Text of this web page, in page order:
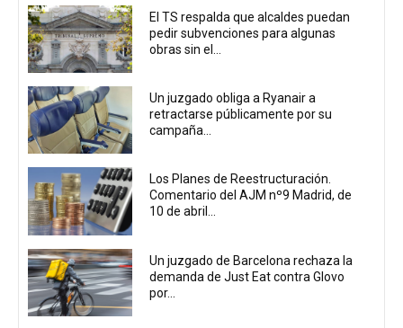
El TS respalda que alcaldes puedan
pedir subvenciones para algunas
obras sin el...
Un juzgado obliga a Ryanair a
retractarse públicamente por su
campaña...
Los Planes de Reestructuración.
Comentario del AJM nº9 Madrid, de
10 de abril...
Un juzgado de Barcelona rechaza la
demanda de Just Eat contra Glovo
por...